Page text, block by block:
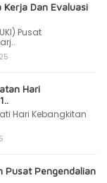
Kerja Dan Evaluasi
Pusat
Hari
Hari Kebangkitan
Pusat Pengendalian